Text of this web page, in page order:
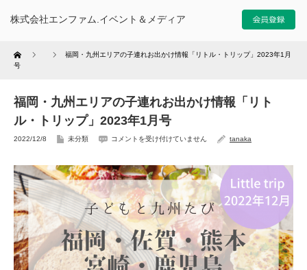
株式会社エンファム.イベント＆メディア
Home
福岡・九州エリアの子連れお出かけ情報「リトル・トリップ」2023年1月
号
福岡・九州エリアの子連れお出かけ情報「リト
ル・トリップ」2023年1月号
2022/12/8 未分類 コメントを受け付けていません tanaka